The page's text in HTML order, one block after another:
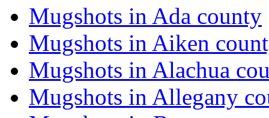
Mugshots in Ada county
Mugshots in Aiken
Mugshots in Alachua
Mugshots in Allegany